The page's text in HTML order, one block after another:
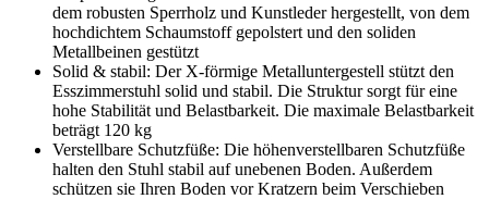
dem robusten Sperrholz und Kunstleder hergestellt, von dem
hochdichtem Schaumstoff gepolstert und den soliden
Metallbeinen gestützt
Solid & stabil: Der X-förmige Metalluntergestell stützt den
Esszimmerstuhl solid und stabil. Die Struktur sorgt für eine
hohe Stabilität und Belastbarkeit. Die maximale Belastbarkeit
beträgt 120 kg
Verstellbare Schutzfüße: Die höhenverstellbaren Schutzfüße
halten den Stuhl stabil auf unebenen Boden. Außerdem
schützen sie Ihren Boden vor Kratzern beim Verschieben